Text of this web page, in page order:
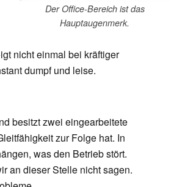
Der Office-Bereich ist das
Hauptaugenmerk.
nicht einmal bei kräftiger
dumpf und leise.
besitzt zwei eingearbeitete
zur Folge hat. In
was den Betrieb stört.
an dieser Stelle nicht sagen.